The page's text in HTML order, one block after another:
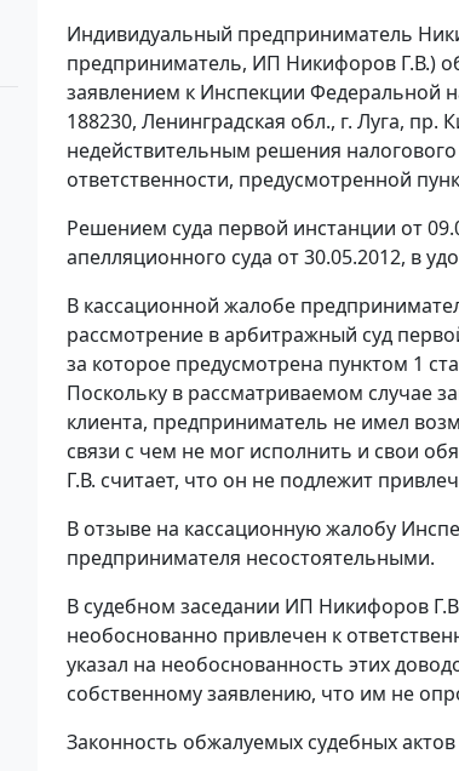
Индивидуальный предприниматель
предприниматель, ИП Никифоров Г.В.)
заявлением к Инспекции Федеральной
188230, Ленинградская обл., г. Луга,
недействительным решения
ответственности, предусмотренной
Решением суда первой инстанции от
апелляционного суда от 30.05.2012, в
В кассационной жалобе
рассмотрение в арбитражный суд
за которое предусмотрена пунктом 1
Поскольку в рассматриваемом случае
клиента, предприниматель не имел
связи с чем не мог исполнить и свои
Г.В. считает, что он не подлежит
В отзыве на кассационную жалобу
предпринимателя несостоятельными.
В судебном заседании ИП Никифоров
необоснованно привлечен к
указал на необоснованность этих
собственному заявлению, что им не
Законность обжалуемых судебных